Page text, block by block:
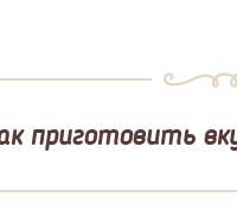
приготовить